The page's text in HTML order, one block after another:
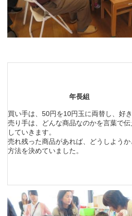
年長組
買い手は、50円を10円玉に両替し、好
売り手は、どんな商品なのかを言葉で
していきます。
売れ残った商品があれば、どうしよう
方法を決めていました。